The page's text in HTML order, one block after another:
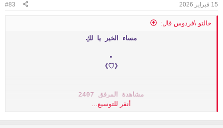
s
:
15 فبراير 2026 #83
خالتو \فردوس قال:
مساء الخير يا لكِ
•
《♡》
مشاهدة المرفق 2407
•
أنقر للتوسيع...